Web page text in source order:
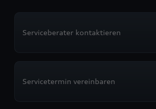
Serviceberater kontaktieren
Servicetermin vereinbaren